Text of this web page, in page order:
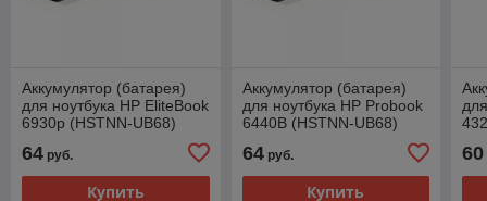
Аккумулятор (батарея)
для ноутбука HP EliteBook
6930p (HSTNN-UB68)
64 руб.
Купить
Аккумулятор (батарея)
для ноутбука HP Probook
6440B (HSTNN-UB68)
64руб.
Купить
60